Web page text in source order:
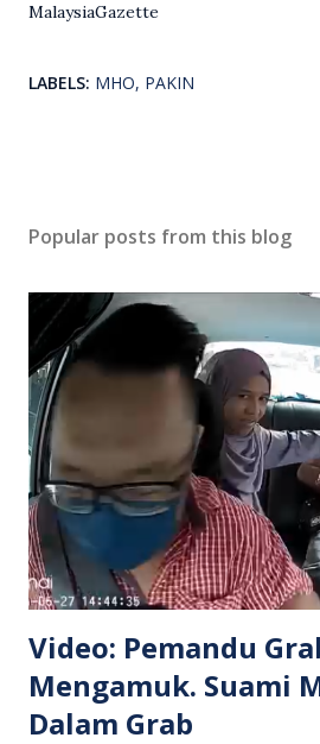
MalaysiaGazette
LABELS: MHO PAKIN
Popular posts from this blog
Video: Pemandu
Mengamuk. Suami
Dalam Grab